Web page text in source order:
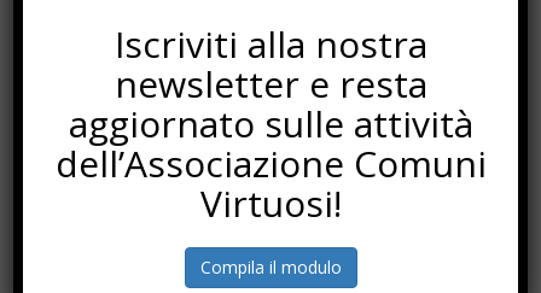
Iscriviti alla nostra
newsletter e resta
aggiornato sulle attività
dell’Associazione Comuni
Virtuosi!
Compila il modulo